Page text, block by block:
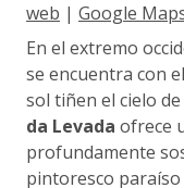
web | Google
En el extremo
se encuentra con
sol tiñen el cielo
da Levada ofrece
profundamente
pintoresco